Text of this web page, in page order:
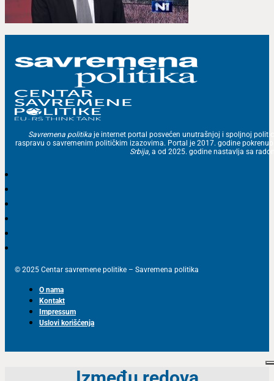
Savremena politika je internet portal posvećen unutrašnjoj i spoljnoj
raspravu o savremenim političkim izazovima. Portal je 2017. godine
Srbija, a od 2025. godine nastavlja sa
© 2025 Centar savremene politike – Savremena politika
O nama
Kontakt
Impressum
Uslovi korišćenja